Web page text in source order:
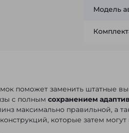
Модель
поможет заменить штатные
с полным сохранением
максимально правильной, а
которые затем могут